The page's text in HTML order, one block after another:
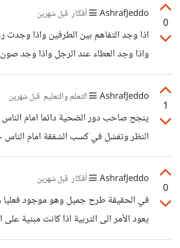
الذي يضلل الكلام بين طرفين الشخص الي
توصل الرسالة وقت الحق معك تندفن
عليك وقت الحاجة فقط الي ما بقابل
0
AshrafJeddo أفكار قبل شهرين
اذا وجد التفاهم بين الطرفين واذا وجدت
واذا وجد العطاء عند الرجل واذا وجد صون
واذا وجد اعتراف الطرفين ببذلهم جهدهم
يتجمل اي احد منهم
ومبسوطة التفاصيل بكل يديها لهم
1
AshrafJeddo التعلم والتعليم قبل شهرين
ينجح صاحب دور الضحية دائما امام الناس
النظر وتفشل في كسب الشفقة امام الناس
غزيرة الخبرة والمعاملة كثر هم اصحاب
سرعان ما تنكشف عنهم قشرة ضعفهم
0
AshrafJeddo أفكار قبل شهرين
في الحقيقة طرح جميل وهو موجود
يعود الأمر الى التربية اذا كانت مبنية على
سوف نرى قصص كثيرة مشابهة ويمكنك